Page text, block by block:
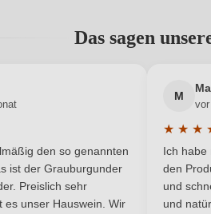
Enthält Sulfite
Tenuta Piano di Rustano
Das sagen
Sternen
Bewertung von 5 von 5 Sternen
den so genannten
ist der Grauburgunder
Preislich sehr
es unser Hauswein. Wir
M
★ ★ ★
Ich habe
den
und
und